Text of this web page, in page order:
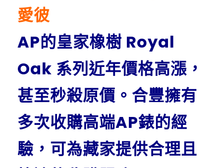
愛彼
AP的皇家橡樹 Royal
Oak 系列近年價格高漲，
甚至秒殺原價。合豐擁有
多次收購高端AP錶的經
驗，可為藏家提供合理且